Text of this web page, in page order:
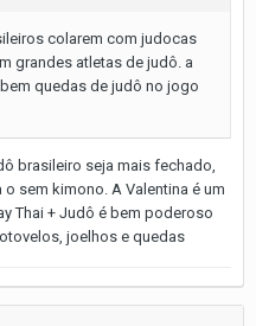
colarem com judocas
grandes atletas de judô. a
quedas de judô no jogo
brasileiro seja mais fechado,
sem kimono. A Valentina é um
Thai + Judô é bem poderoso
joelhos e quedas